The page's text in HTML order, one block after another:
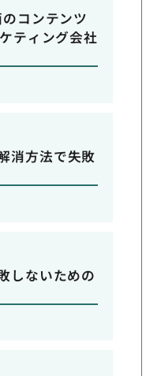
コンテンツ
ティング会社
消方法で失敗
しないための